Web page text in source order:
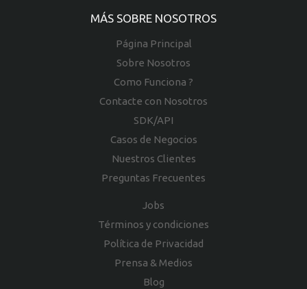
MÁS SOBRE NOSOTROS
Página Principal
Sobre Nosotros
Como Funciona ?
Contacte con Nosotros
SDK/API
Casos de Negocios
Nuestros Clientes
Preguntas Frecuentes
Jobs
Términos y condiciones
Política de Privacidad
Prensa & Medios
Blog